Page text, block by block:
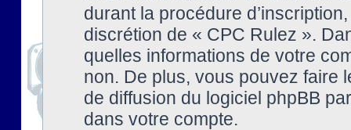
durant la procédure
discrétion de « CPC Rulez ».
quelles informations de votre
non. De plus, vous pouvez faire
de diffusion du logiciel phpBB
dans votre compte.